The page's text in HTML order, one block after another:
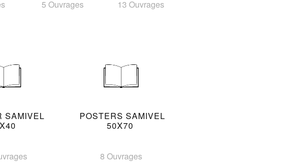
5 Ouvrages
13 Ouvrages
SAMIVEL
POSTERS SAMIVEL
50X70
8 Ouvrages